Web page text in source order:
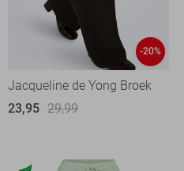
-20%
Jacqueline de Yong Broek
23,95 29,99